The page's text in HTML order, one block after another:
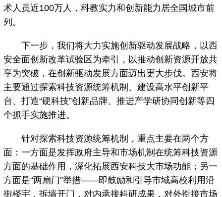
术人员近100万人，科教实力和创新能力居全国城市前
列。
下一步，我们将大力实施创新驱动发展战略，以西
安全面创新改革试验区为牵引，以推动创新资源开放共
享为突破，在创新驱动发展方面迈出更大步伐。西安将
主要通过探索科技资源统筹机制、建设高水平创新平
台、打造“硬科技”创新品牌、推进产学研协同创新等四
个抓手实施推进。
针对探索科技资源统筹机制，重点主要在两个方
面：一方面是发挥政府主导和市场机制在统筹科技资源
方面的基础作用，深化拓展西安科技大市场功能；另一
方面是“两扇门”举措——即鼓励和引导市域高校利用沿
街楼宇，拆墙开门，对内承接科研成果，对外衔接市场